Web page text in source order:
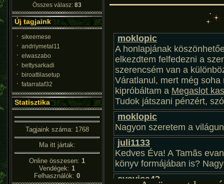
Összes válasz: 83
Új tagjaink
sikeemese
andriymetal11
elwaszabo
bettysarkadi
biroattilasetup
fatarrataf32
Statisztika
Tagjaink száma: 1768
Ma itt jártak:
Online összesen: 1
Vendégek: 1
Felhasználók: 0